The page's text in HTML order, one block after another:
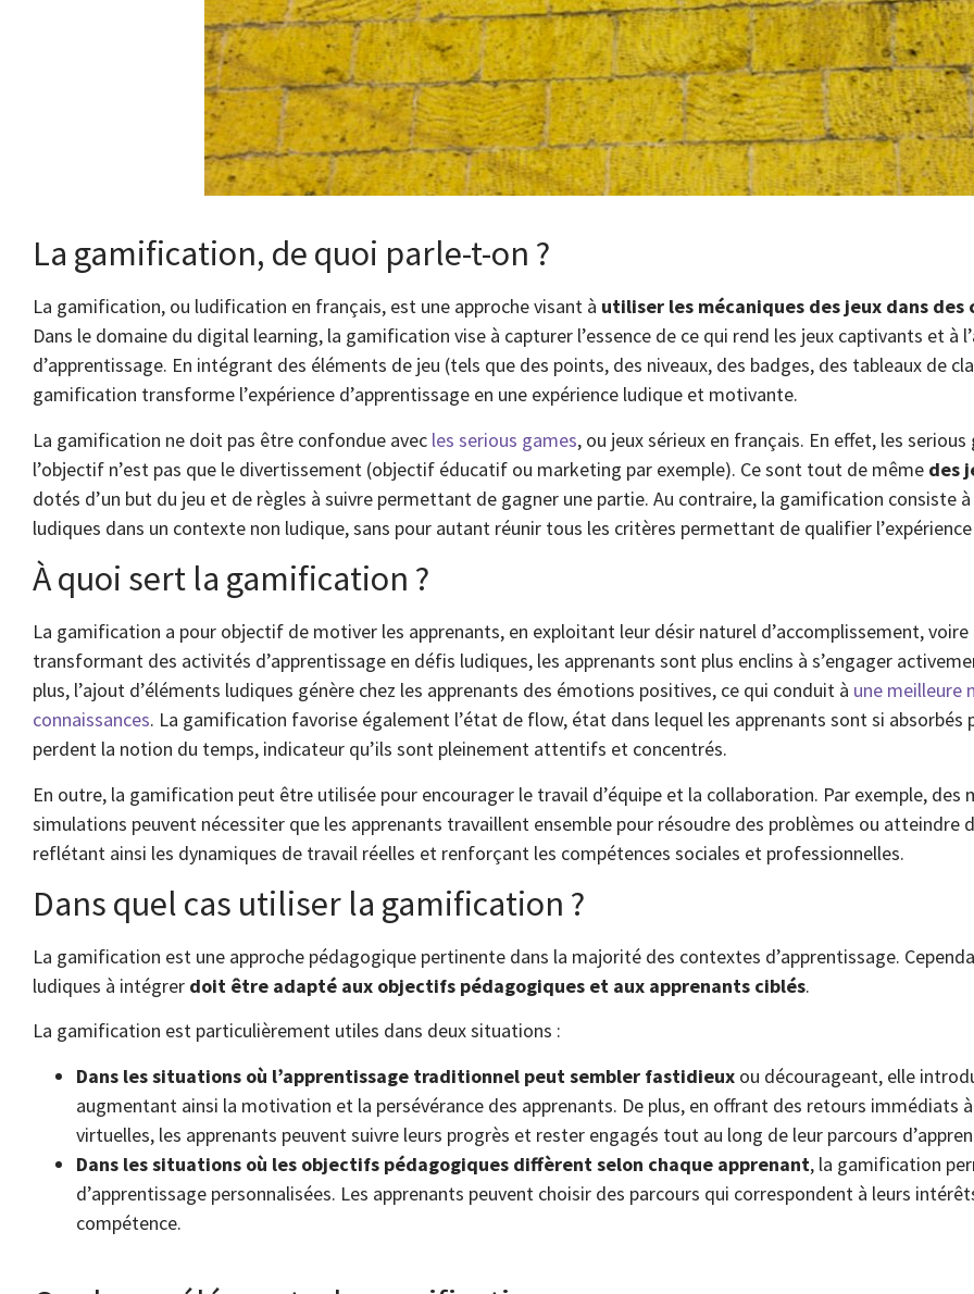
La gamification, de quoi parle-t-on ?
La gamification, ou ludification en français, est une approche visant à utiliser les mécaniques des jeux dans
Dans le domaine du digital learning, la gamification vise à capturer l’essence de ce qui rend les jeux captivants et à
d’apprentissage. En intégrant des éléments de jeu (tels que des points, des niveaux, des badges, des tableaux de
gamification transforme l’expérience d’apprentissage en une expérience ludique et motivante.
La gamification ne doit pas être confondue avec les serious games, ou jeux sérieux en français. En effet, les
l’objectif n’est pas que le divertissement (objectif éducatif ou marketing par exemple). Ce sont tout de même des
dotés d’un but du jeu et de règles à suivre permettant de gagner une partie. Au contraire, la gamification consiste
ludiques dans un contexte non ludique, sans pour autant réunir tous les critères permettant de qualifier
À quoi sert la gamification ?
La gamification a pour objectif de motiver les apprenants, en exploitant leur désir naturel d’accomplissement,
transformant des activités d’apprentissage en défis ludiques, les apprenants sont plus enclins à s’engager
plus, l’ajout d’éléments ludiques génère chez les apprenants des émotions positives, ce qui conduit à une meilleure
connaissances. La gamification favorise également l’état de flow, état dans lequel les apprenants sont si absorbés
perdent la notion du temps, indicateur qu’ils sont pleinement attentifs et concentrés.
En outre, la gamification peut être utilisée pour encourager le travail d’équipe et la collaboration. Par exemple, des
simulations peuvent nécessiter que les apprenants travaillent ensemble pour résoudre des problèmes ou atteindre
reflétant ainsi les dynamiques de travail réelles et renforçant les compétences sociales et professionnelles.
Dans quel cas utiliser la gamification ?
La gamification est une approche pédagogique pertinente dans la majorité des contextes d’apprentissage.
ludiques à intégrer doit être adapté aux objectifs pédagogiques et aux apprenants ciblés.
La gamification est particulièrement utiles dans deux situations :
Dans les situations où l’apprentissage traditionnel peut sembler fastidieux ou décourageant, elle
augmentant ainsi la motivation et la persévérance des apprenants. De plus, en offrant des retours immédiats
virtuelles, les apprenants peuvent suivre leurs progrès et rester engagés tout au long de leur parcours
Dans les situations où les objectifs pédagogiques diffèrent selon chaque apprenant, la gamification
d’apprentissage personnalisées. Les apprenants peuvent choisir des parcours qui correspondent à leurs
compétence.